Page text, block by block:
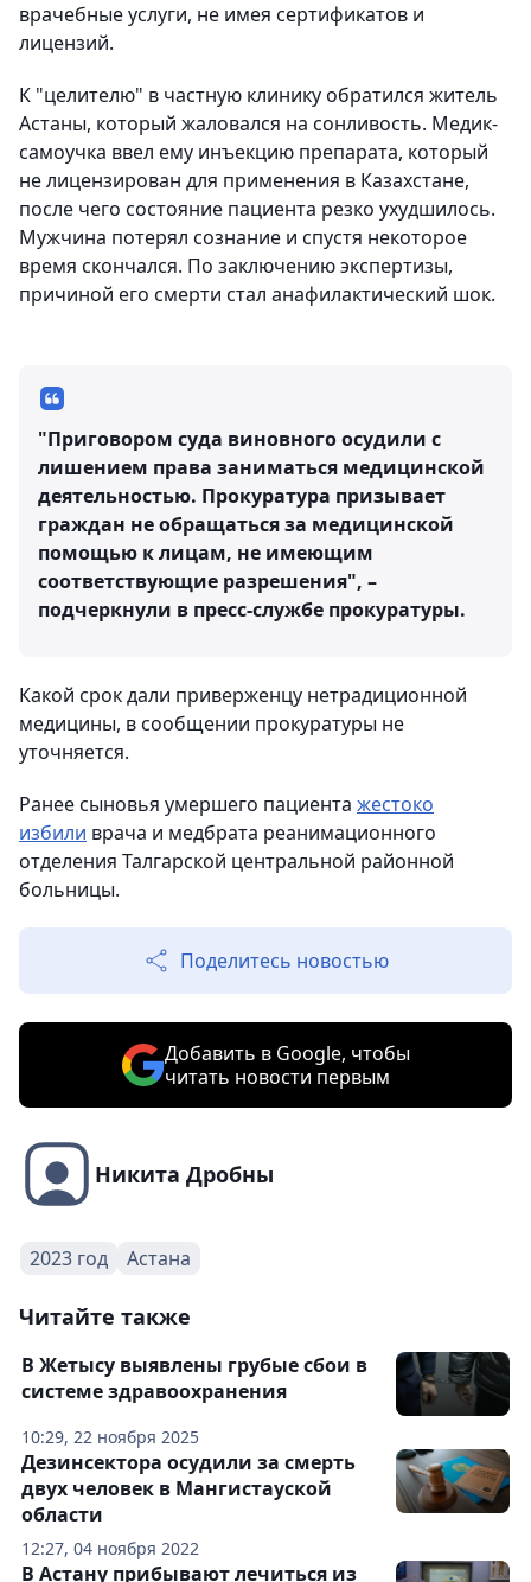
врачебные услуги, не имея сертификатов и
лицензий.
К "целителю" в частную клинику обратился житель
Астаны, который жаловался на сонливость. Медик-
самоучка ввел ему инъекцию препарата, который
не лицензирован для применения в Казахстане,
после чего состояние пациента резко ухудшилось.
Мужчина потерял сознание и спустя некоторое
время скончался. По заключению экспертизы,
причиной его смерти стал анафилактический шок.
"Приговором суда виновного осудили с
лишением права заниматься медицинской
деятельностью. Прокуратура призывает
граждан не обращаться за медицинской
помощью к лицам, не имеющим
соответствующие разрешения", –
подчеркнули в пресс-службе прокуратуры.
Какой срок дали приверженцу нетрадиционной
медицины, в сообщении прокуратуры не
уточняется.
Ранее сыновья умершего пациента жестоко
избили врача и медбрата реанимационного
отделения Талгарской центральной районной
больницы.
Поделитесь новостью
Добавить в Google, чтобы
читать новости первым
Никита Дробны
2023 год Астана
Читайте также
10:29, 22 ноября 2025
В Жетысу выявлены грубые сбои в
системе здравоохранения
12:27, 04 ноября 2022
Дезинсектора осудили за смерть
двух человек в Мангистауской
области
В Астану прибывают лечиться из